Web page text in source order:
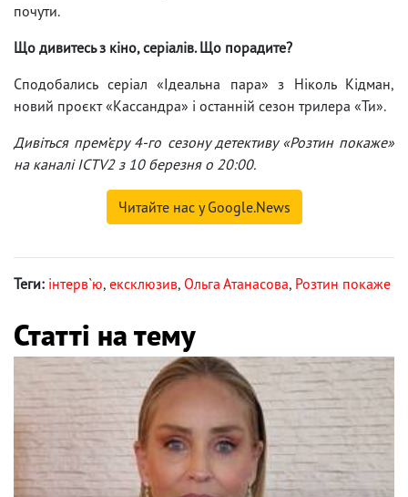
почути.
Що дивитесь з кіно, серіалів. Що порадите?
Сподобались серіал «Ідеальна пара» з Ніколь Кідман,
новий проєкт «Кассандра» і останній сезон трилера «Ти».
Дивіться прем’єру 4-го сезону детективу «Розтин покаже»
на каналі ICTV2 з 10 березня о 20:00.
Читайте нас у Google.News
Теги: інтерв`ю, ексклюзив, Ольга Атанасова, Розтин покаже
Статті на тему